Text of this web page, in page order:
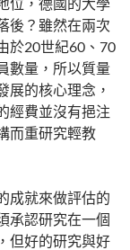
後？雖然在兩次
於20世紀60、70
數量，所以質量
展的核心理念，
經費並沒有挹注
而重研究輕教
成就來做評估的
承認研究在一個
但好的研究與好